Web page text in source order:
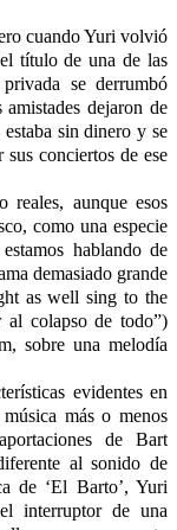
cuando Yuri volvió
título de una de las
se derrumbó
dejaron de
sin dinero y se
conciertos de ese
reales, aunque esos
como una especie
hablando de
demasiado grande
as well sing to the
al colapso de todo”)
sobre una melodía
evidentes en
más o menos
de Bart
al sonido de
de ‘El Barto’, Yuri
interruptor de una